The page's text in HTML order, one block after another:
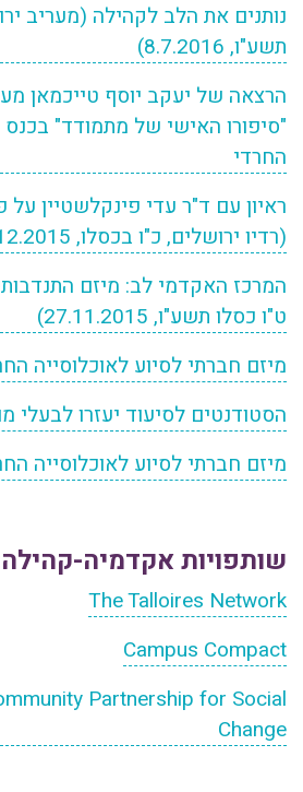
נותנים את הלב לקהילה (מעריב
תשע"ו, 8.7.2016)
הרצאה של יעקב יוסף טייכמאן
"סיפורו האישי של מתמודד"
החרדי
ראיון עם ד"ר עדי פינקלשטיין
(רדיו ירושלים, כ"ו בכסלו, 8.12.2015)
המרכז האקדמי לב: מיזם
ט"ו כסלו תשע"ו, 27.11.2015)
מיזם חברתי לסיוע לאוכלוסייה
הסטודנטים לסיעוד יעזרו לבעלי
מיזם חברתי לסיוע לאוכלוסייה
שותפויות אקדמיה-
The Talloires Network
Campus Compact
Partnership for Social
Change